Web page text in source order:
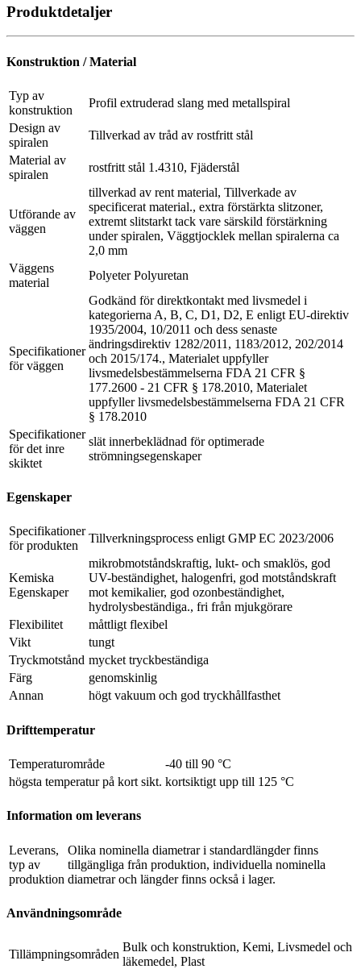
Produktdetaljer
Konstruktion / Material
Typ av
konstruktion
Profil extruderad slang med metallspiral
Design av
spiralen
Tillverkad av tråd av rostfritt stål
Material av
spiralen
rostfritt stål 1.4310, Fjäderstål
Utförande av
väggen
tillverkad av rent material, Tillverkade av
specificerat material., extra förstärkta slitzoner,
extremt slitstarkt tack vare särskild förstärkning
under spiralen, Väggtjocklek mellan spiralerna ca
2,0 mm
Väggens
material
Polyeter Polyuretan
Specifikationer
för väggen
Godkänd för direktkontakt med livsmedel i
kategorierna A, B, C, D1, D2, E enligt EU-direktiv
1935/2004, 10/2011 och dess senaste
ändringsdirektiv 1282/2011, 1183/2012, 202/2014
och 2015/174., Materialet uppfyller
livsmedelsbestämmelserna FDA 21 CFR §
177.2600 - 21 CFR § 178.2010, Materialet
uppfyller livsmedelsbestämmelserna FDA 21 CFR
§ 178.2010
Specifikationer
för det inre
skiktet
slät innerbeklädnad för optimerade
strömningsegenskaper
Egenskaper
Specifikationer
för produkten
Tillverkningsprocess enligt GMP EC 2023/2006
Kemiska
Egenskaper
mikrobmotståndskraftig, lukt- och smaklös, god
UV-beständighet, halogenfri, god motståndskraft
mot kemikalier, god ozonbeständighet,
hydrolysbeständiga., fri från mjukgörare
Flexibilitet
måttligt flexibel
Vikt
tungt
Tryckmotstånd mycket tryckbeständiga
Färg
genomskinlig
Annan
högt vakuum och god tryckhållfasthet
Drifttemperatur
Temperaturområde
-40 till 90 °C
högsta temperatur på kort sikt. kortsiktigt upp till 125 °C
Information om leverans
Leverans,
typ av
produktion
Olika nominella diametrar i standardlängder finns
tillgängliga från produktion, individuella nominella
diametrar och längder finns också i lager.
Användningsområde
Tillämpningsområden
Bulk och konstruktion, Kemi, Livsmedel och
läkemedel, Plast